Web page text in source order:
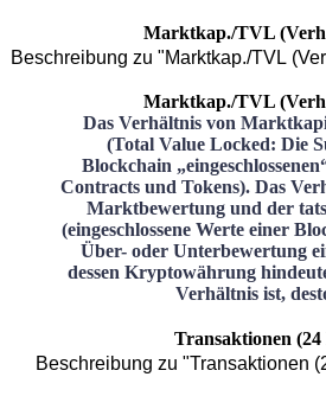
Marktkap./TVL
Beschreibung zu "Marktkap./TVL
Marktkap./TVL
Das Verhältnis von
(Total Value Locked: Die
Blockchain
Contracts und Tokens). Das
Marktbewertung und der
(eingeschlossene Werte einer
Über- oder Unterbewertung
dessen Kryptowährung
Verhältnis ist,
Transaktionen (24
Beschreibung zu "Transaktionen